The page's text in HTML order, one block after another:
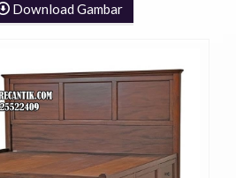
Download Gambar